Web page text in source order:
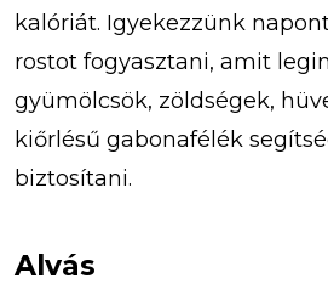
kalóriát. Igyekezzünk
rostot fogyasztani, amit
gyümölcsök, zöldségek,
kiőrlésű gabonafélék
biztosítani.
Alvás